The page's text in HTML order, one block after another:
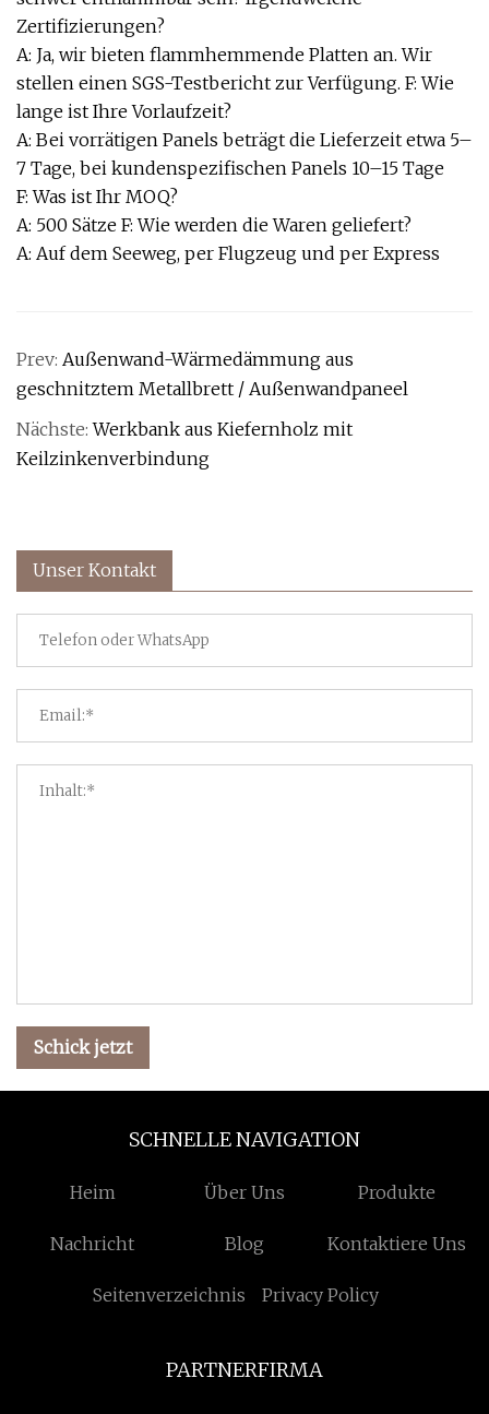
Zertifizierungen?
A: Ja, wir bieten flammhemmende Platten an. Wir
stellen einen SGS-Testbericht zur Verfügung. F: Wie
lange ist Ihre Vorlaufzeit?
A: Bei vorrätigen Panels beträgt die Lieferzeit etwa 5–
7 Tage, bei kundenspezifischen Panels 10–15 Tage
F: Was ist Ihr MOQ?
A: 500 Sätze F: Wie werden die Waren geliefert?
A: Auf dem Seeweg, per Flugzeug und per Express
Prev: Außenwand-Wärmedämmung aus
geschnitztem Metallbrett / Außenwandpaneel
Nächste:Werkbank aus Kiefernholz mit
Keilzinkenverbindung
Unser Kontakt
Schick jetzt
SCHNELLE NAVIGATION
Heim Über Uns Produkte
Nachricht Blog Kontaktiere Uns
Seitenverzeichnis Privacy Policy
PARTNERFIRMA